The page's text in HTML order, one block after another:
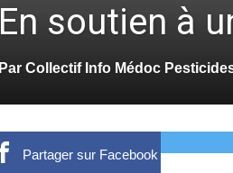
En soutien à
Par Collectif Info Médoc
Partager sur Facebook